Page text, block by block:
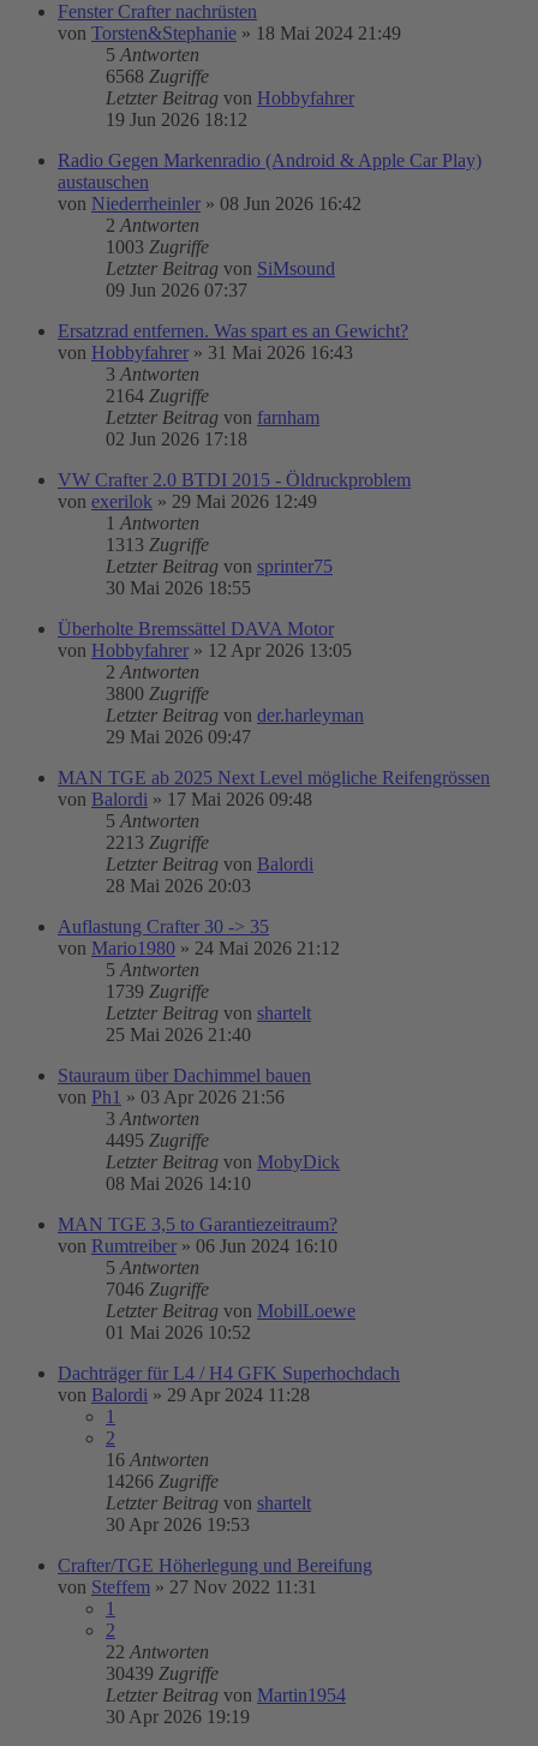
Fenster Crafter nachrüsten
von Torsten&Stephanie » 18 Mai 2024 21:49
5 Antworten
6568 Zugriffe
Letzter Beitrag von Hobbyfahrer
19 Jun 2026 18:12
Radio Gegen Markenradio (Android & Apple Car Play)
austauschen
von Niederrheinler » 08 Jun 2026 16:42
2 Antworten
1003 Zugriffe
Letzter Beitrag von SiMsound
09 Jun 2026 07:37
Ersatzrad entfernen. Was spart es an Gewicht?
von Hobbyfahrer » 31 Mai 2026 16:43
3 Antworten
2164 Zugriffe
Letzter Beitrag von farnham
02 Jun 2026 17:18
VW Crafter 2.0 BTDI 2015 - Öldruckproblem
von exerilok » 29 Mai 2026 12:49
1 Antworten
1313 Zugriffe
Letzter Beitrag von sprinter75
30 Mai 2026 18:55
Überholte Bremssättel DAVA Motor
von Hobbyfahrer » 12 Apr 2026 13:05
2 Antworten
3800 Zugriffe
Letzter Beitrag von der.harleyman
29 Mai 2026 09:47
MAN TGE ab 2025 Next Level mögliche Reifengrössen
von Balordi » 17 Mai 2026 09:48
5 Antworten
2213 Zugriffe
Letzter Beitrag von Balordi
28 Mai 2026 20:03
Auflastung Crafter 30 -> 35
von Mario1980 » 24 Mai 2026 21:12
5 Antworten
1739 Zugriffe
Letzter Beitrag von shartelt
25 Mai 2026 21:40
Stauraum über Dachimmel bauen
von Ph1 » 03 Apr 2026 21:56
3 Antworten
4495 Zugriffe
Letzter Beitrag von MobyDick
08 Mai 2026 14:10
MAN TGE 3,5 to Garantiezeitraum?
von Rumtreiber » 06 Jun 2024 16:10
5 Antworten
7046 Zugriffe
Letzter Beitrag von MobilLoewe
01 Mai 2026 10:52
Dachträger für L4 / H4 GFK Superhochdach
von Balordi » 29 Apr 2024 11:28
1
2
16 Antworten
14266 Zugriffe
Letzter Beitrag von shartelt
30 Apr 2026 19:53
Crafter/TGE Höherlegung und Bereifung
von Steffem » 27 Nov 2022 11:31
1
2
22 Antworten
30439 Zugriffe
Letzter Beitrag von Martin1954
30 Apr 2026 19:19